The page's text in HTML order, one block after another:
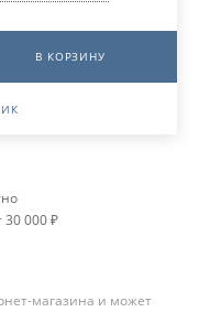
В КОРЗИНУ
30 000 ₽
магазина и может